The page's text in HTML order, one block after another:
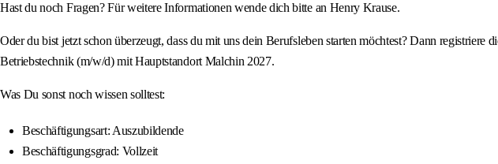
Hast du noch Fragen? Für weitere Informationen wende dich bitte an Henry Krause.
Oder du bist jetzt schon überzeugt, dass du mit uns dein Berufsleben starten möchtest? Dann
Betriebstechnik (m/w/d) mit Hauptstandort Malchin 2027.
Was Du sonst noch wissen solltest:
Beschäftigungsart: Auszubildende
Beschäftigungsgrad: Vollzeit